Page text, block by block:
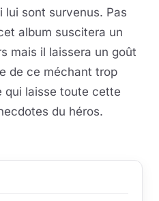
lui sont survenus. Pas
album suscitera un
mais il laissera un goût
de ce méchant trop
qui laisse toute cette
du héros.